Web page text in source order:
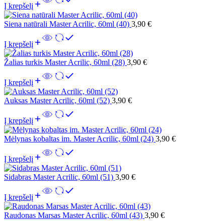
Į krepšelį
Siena natūrali Master Acrilic, 60ml (40) 3,90 €
Į krepšelį
Žalias turkis Master Acrilic, 60ml (28) 3,90 €
Į krepšelį
Auksas Master Acrilic, 60ml (52) 3,90 €
Į krepšelį
Mėlynas kobaltas im. Master Acrilic, 60ml (24) 3,90 €
Į krepšelį
Sidabras Master Acrilic, 60ml (51) 3,90 €
Į krepšelį
Raudonas Marsas Master Acrilic, 60ml (43) 3,90 €